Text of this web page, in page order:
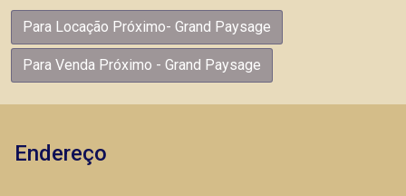
Para Locação Próximo- Grand Paysage
Para Venda Próximo - Grand Paysage
Endereço